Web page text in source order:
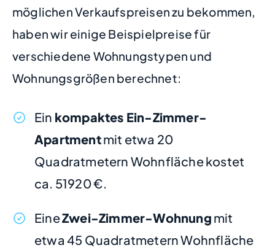
möglichen Verkaufspreisen zu bekommen,
haben wir einige Beispielpreise für
verschiedene Wohnungstypen und
Wohnungsgrößen berechnet:
Ein kompaktes Ein-Zimmer-
Apartmentmit etwa 20
Quadratmetern Wohnfläche kostet
ca. 51920 €.
EineZwei-Zimmer-Wohnung mit
etwa 45 Quadratmetern Wohnfläche